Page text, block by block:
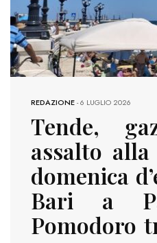
REDAZIONE-6 LUGLIO 2026
Tende,
assalto
domenica
Bari a
Pomodoro